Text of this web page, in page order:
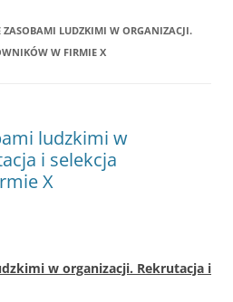
ZASOBAMI LUDZKIMI W ORGANIZACJI.
W FIRMIE X
ludzkimi w
i selekcja
X
w organizacji. Rekrutacja i